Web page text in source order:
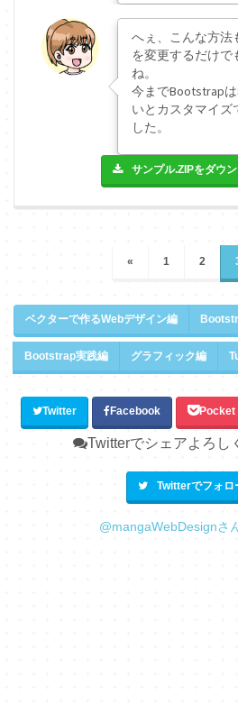
へぇ、こんな方法
を変更するだけで
ね。
今までBootstrap
いとカスタマイズ
した。
サンプル.ZIPをダウ
« 1 2
ベクターで作るWebデザイン編
Bootstrap実践編 グラフィック編
Twitter Facebook Pocket
Twitterでシェアよろし
Twitterでフォロ
@mangaWebDesignさ